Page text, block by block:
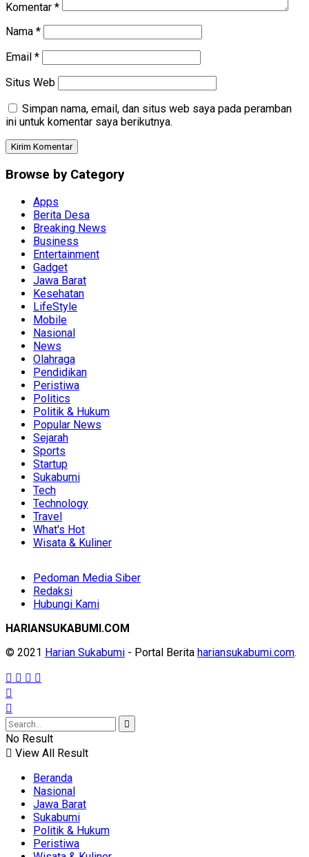
Komentar *
Nama *
Email *
Situs Web
Simpan nama, email, dan situs web saya pada peramban
ini untuk komentar saya berikutnya.
Browse by Category
Apps
Berita Desa
Breaking News
Business
Entertainment
Gadget
Jawa Barat
Kesehatan
LifeStyle
Mobile
Nasional
News
Olahraga
Pendidikan
Peristiwa
Politics
Politik & Hukum
Popular News
Sejarah
Sports
Startup
Sukabumi
Tech
Technology
Travel
What's Hot
Wisata & Kuliner
Pedoman Media Siber
Redaksi
Hubungi Kami
HARIANSUKABUMI.COM
© 2021 Harian Sukabumi - Portal Berita hariansukabumi.com.
No Result
View All Result
Beranda
Nasional
Jawa Barat
Sukabumi
Politik & Hukum
Peristiwa